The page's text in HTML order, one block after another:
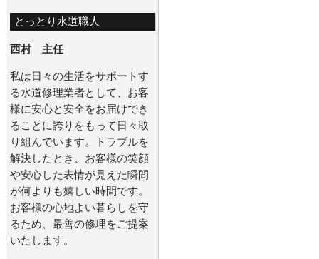
とっとり水道職人
西村 主任
私は日々の生活をサポートす
る水道修理業者として、お客
様に安心と安全をお届けでき
ることに誇りをもって日々取
り組んでいます。トラブルを
解決したとき、お客様の笑顔
や安心した表情が見えた瞬間
が何よりも嬉しい時間です。
お客様の心地よい暮らしを守
るため、最善の修理をご提案
いたします。